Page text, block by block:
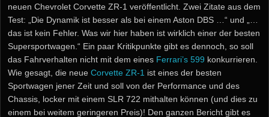
neuen Chevrolet Corvette ZR-1 veröffentlicht. Zwei Zitate aus dem
Test: „Die Dynamik ist besser als bei einem Aston DBS …“ und „…
das ist kein Fehler. Was wir hier haben ist wirklich einer der besten
Supersportwagen.“ Ein paar Kritikpunkte gibt es dennoch, so soll
das Fahrverhalten nicht mit dem eines Ferrari’s 599 konkurrieren.
Wie gesagt, die neue Corvette ZR-1 ist eines der besten
Sportwagen jener Zeit und soll von der Performance und des
Chassis, locker mit einem SLR 722 mithalten können (und dies zu
einem bei weitem geringeren Preis)! Den ganzen Bericht gibt es